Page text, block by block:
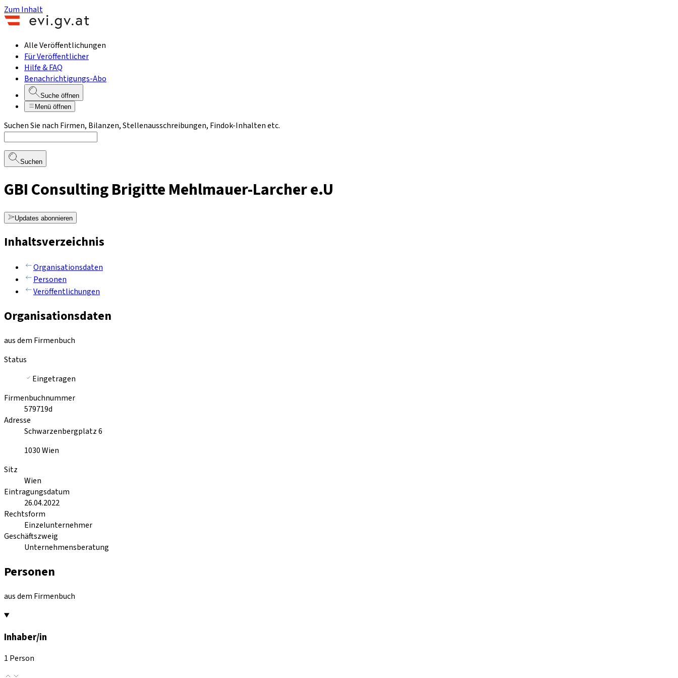
Zum Inhalt
Alle Veröffentlichungen
Für Veröffentlicher
Hilfe & FAQ
Benachrichtigungs-Abo
Suche öffnen
Menü öffnen
Suchen Sie nach Firmen, Bilanzen, Stellenausschreibungen, Findok-Inhalten etc.
Suchen
GBI Consulting Brigitte Mehlmauer-Larcher e.U
Updates abonnieren
Inhaltsverzeichnis
Organisationsdaten
Personen
Veröffentlichungen
Organisationsdaten
aus dem Firmenbuch
Status
Eingetragen
Firmenbuchnummer
579719d
Adresse
Schwarzenbergplatz 6
1030Wien
Sitz
Wien
Eintragungsdatum
26.04.2022
Rechtsform
Einzelunternehmer
Geschäftszweig
Unternehmensberatung
Personen
aus dem Firmenbuch
Inhaber/in
1 Person